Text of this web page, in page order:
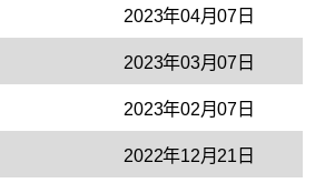
2023年04月07日
2023年03月07日
2023年02月07日
2022年12月21日